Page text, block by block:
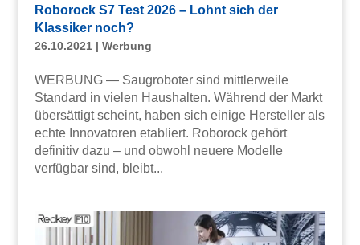
Roborock S7 Test 2026 – Lohnt sich der
Klassiker noch?
26.10.2021| Werbung
WERBUNG — Saugroboter sind mittlerweile
Standard in vielen Haushalten. Während der Markt
übersättigt scheint, haben sich einige Hersteller als
echte Innovatoren etabliert. Roborock gehört
definitiv dazu – und obwohl neuere Modelle
verfügbar sind, bleibt...